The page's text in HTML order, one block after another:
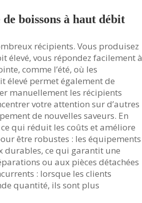
boissons à haut débit
récipients. Vous produisez
élevé, vous répondez facilement à
comme l’été, où les
élevé permet également de
manuellement les récipients
votre attention sur d’autres
de nouvelles saveurs. En
qui réduit les coûts et améliore
être robustes : les équipements
durables, ce qui garantit une
ou aux pièces détachées
: lorsque les clients
quantité, ils sont plus